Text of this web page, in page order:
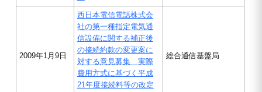
2009年1月9日
西日本電信電話株式会
社の第一種指定電気通
信設備に関する補正後
の接続約款の変更案に
対する意見募集 実際
費用方式に基づく平成
21年度接続料等の改定
総合通信基盤局